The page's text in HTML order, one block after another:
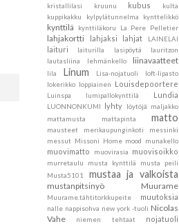
kristallilasi kruunu kubus
kulta
kuppikakku
kylpylätunnelma kynttelikkö
kynttilä kynttiläkoru La Pere Pelletier
lahjakortti lahjaksi lahjat LAINELAI
laituri laiturilla lasipöytä
lauritzon
lautasliina
lehmänkello liinavaatteet
lila Linum Lisa-nojatuoli
loft-lipasto
lokerikko loppiainen Louisdepoortere
Luinspa lumipallokynttilä Lundia
LUONNONKUMI lyhty löytöjä
maljakko
mattamusta
mattapinta matto
mausteet merikaupunginkoti
messinki
messut Missoni Home mood munakello
muovimatto muovirasia muovisoikko
murretaulu musta kynttilä
musta peili
Musta5101
mustaa ja valkoista
mustanpitsinyö Muurame
Muurame.tähtitorkkupeite muutoksia
nalle nappisohva new york -tuoli Nicolas
Vahe
niemen tehtaat
nojatuoli